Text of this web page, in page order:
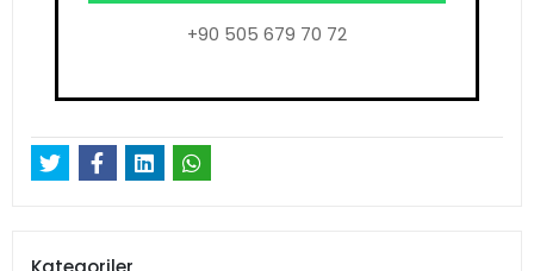
+90 505 679 70 72